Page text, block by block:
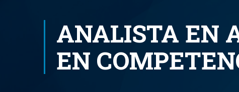
ANALISTA EN
EN